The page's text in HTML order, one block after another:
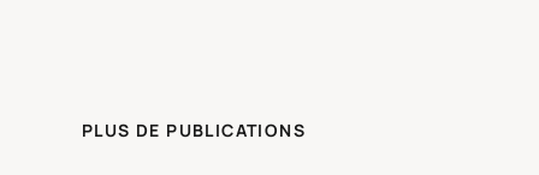
PLUS DE PUBLICATIONS